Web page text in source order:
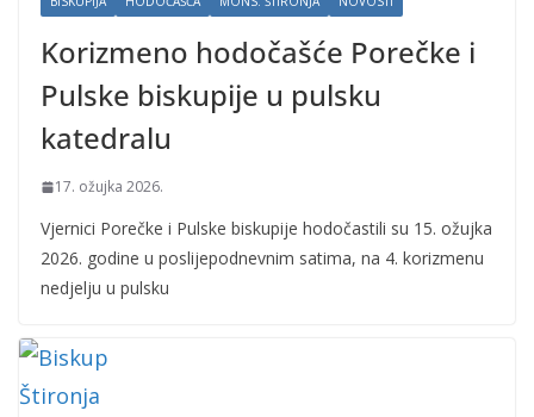
Korizmeno hodočašće Porečke i
Pulske biskupije u pulsku
katedralu
17. ožujka 2026.
Vjernici Porečke i Pulske biskupije hodočastili su 15. ožujka
2026. godine u poslijepodnevnim satima, na 4. korizmenu
nedjelju u pulsku